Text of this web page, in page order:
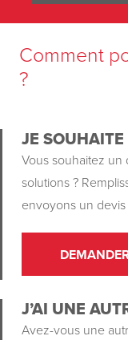
Comment
?
JE
Vous souhaitez
solutions ?
envoyons un devis
J’AI UNE
Avez-vous une